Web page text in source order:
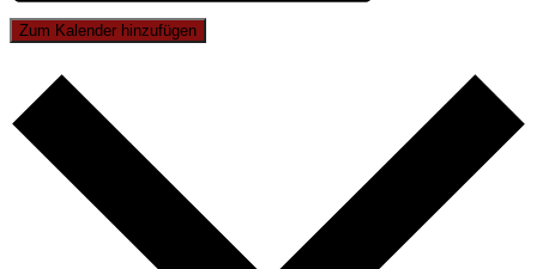
Zum Kalender hinzufügen